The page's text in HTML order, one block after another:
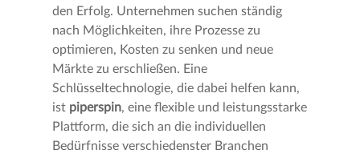
den Erfolg. Unternehmen suchen ständig
nach Möglichkeiten, ihre Prozesse zu
optimieren, Kosten zu senken und neue
Märkte zu erschließen. Eine
Schlüsseltechnologie, die dabei helfen kann,
ist piperspin, eine flexible und leistungsstarke
Plattform, die sich an die individuellen
Bedürfnisse verschiedenster Branchen